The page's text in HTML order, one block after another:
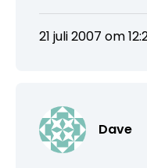
21 juli 2007 om
Dave